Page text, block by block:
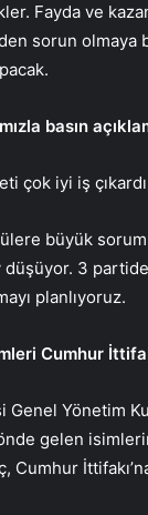
Fayda ve
sorun olmaya
basın
çok iyi iş
büyük
3
planlıyoruz.
Cumhur
Genel Yönetim
gelen
Cumhur